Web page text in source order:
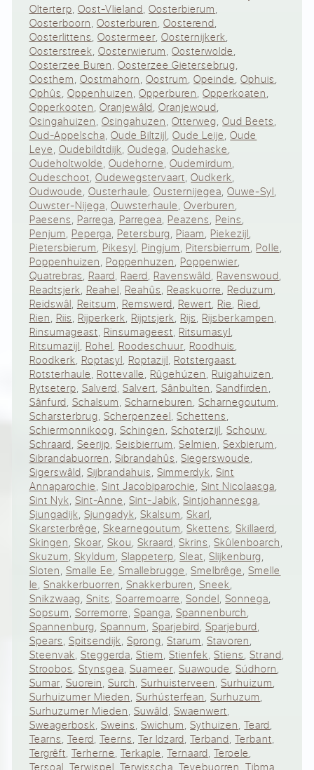
Olterterp, Oost-Vlieland,Oosterbierum,
Oosterboorn, Oosterburen,Oosterend,
Oosterlittens, Oostermeer,Oosternijkerk,
Oosterstreek, Oosterwierum,Oosterwolde,
Oosterzee Buren, Oosterzee Gietersebrug,
Oosthem, Oostmahorn, Oostrum,Opeinde,Ophuis,
Ophûs, Oppenhuizen, Opperburen,Opperkoaten,
Opperkooten, Oranjewâld,Oranjewoud,
Osingahuizen, Osingahuzen,Otterweg,Oud Beets,
Oud-Appelscha, Oude Biltzijl,Oude Leije,Oude
Leye, Oudebildtdijk, Oudega,Oudehaske,
Oudeholtwolde, Oudehorne,Oudemirdum,
Oudeschoot, Oudewegstervaart,Oudkerk,
Oudwoude, Ousterhaule, Ousternijegea,Ouwe-Syl,
Ouwster-Nijega, Ouwsterhaule,Overburen,
Paesens, Parrega, Parregea, Peazens, Peins,
Penjum, Peperga, Petersburg, Piaam, Piekezijl,
Pietersbierum, Pikesyl, Pingjum, Pitersbierrum, Polle,
Poppenhuizen, Poppenhuzen, Poppenwier,
Quatrebras, Raard, Raerd, Ravenswâld, Ravenswoud,
Readtsjerk, Reahel, Reahûs, Reaskuorre, Reduzum,
Reidswâl, Reitsum, Remswerd, Rewert, Rie, Ried,
Rien, Riis, Rijperkerk, Rijptsjerk, Rijs, Rijsberkampen,
Rinsumageast, Rinsumageest, Ritsumasyl,
Ritsumazijl, Rohel, Roodeschuur, Roodhuis,
Roodkerk, Roptasyl, Roptazijl, Rotstergaast,
Rotsterhaule, Rottevalle, Rûgehúzen, Ruigahuizen,
Rytseterp, Salverd, Salvert,Sânbulten,Sandfirden ,
Sânfurd, Schalsum, Scharneburen,Scharnegoutum,
Scharsterbrug, Scherpenzeel,Schettens,
Schiermonnikoog, Schingen,Schoterzijl,Schouw,
Schraard, Seerijp, Seisbierrum,Selmien,Sexbierum ,
Sibrandabuorren, Sibrandahûs,Siegerswoude,
Sigerswâld, Sijbrandahuis,Simmerdyk,Sint
Annaparochie, Sint Jacobiparochie,Sint Nicolaasga,
Sint Nyk, Sint-Anne, Sint-Jabik,Sintjohannesga,
Sjungadijk, Sjungadyk, Skalsum,Skarl,
Skarsterbrêge, Skearnegoutum,Skettens,Skillaerd,
Skingen, Skoar, Skou,Skraard,Skrins,Skûlenboarch,
Skuzum, Skyldum, Slappeterp,Sleat,Slijkenburg,
Sloten, Smalle Ee, Smallebrugge,Smelbrêge,Smelle
Ie, Snakkerbuorren, Snakkerburen,Sneek,
Snikzwaag, Snits, Soarremoarre,Sondel,Sonnega,
Sopsum, Sorremorre, Spanga,Spannenburch,
Spannenburg, Spannum, Sparjebird,Sparjeburd,
Spears, Spitsendijk, Sprong,Starum,Stavoren,
Steenvak, Steggerda, Stiem,Stienfek,Stiens,Strand,
Stroobos, Stynsgea, Suameer,Suawoude,Súdhorn,
Sumar, Suorein, Surch,Surhuisterveen,Surhuizum,
Surhuizumer Mieden, Surhústerfean,Surhuzum,
Surhuzumer Mieden, Suwâld,Swaenwert,
Sweagerbosk, Sweins, Swichum,Sythuizen,Teard,
Tearns, Teerd, Teerns,Ter Idzard,Terband,Terbant,
Tergrêft, Terherne, Terkaple,Ternaard,Teroele,
Tersoal, Terwispel, Terwisscha,Teyebuorren,Tibma,